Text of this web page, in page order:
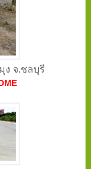
ง จ.ชลบุรี